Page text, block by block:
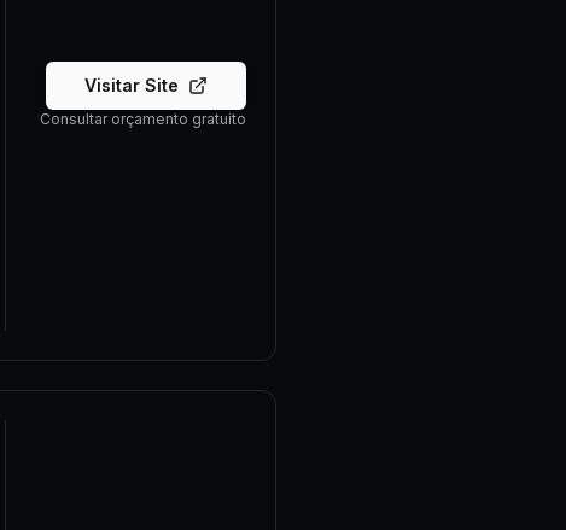
Visitar Site
Consultar orçamento gratuito